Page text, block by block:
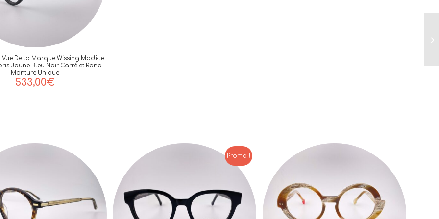
Vue De la Marque Wissing Modèle
Jaune Bleu Noir Carré et Rond –
Monture Unique
533,00€
Promo !